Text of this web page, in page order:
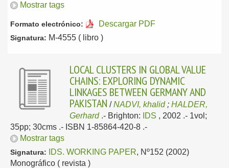
Mostrar tags
Formato electrónico: Descargar PDF
Signatura: M-4555 ( libro )
LOCAL CLUSTERS IN GLOBAL VALUE
CHAINS: EXPLORING DYNAMIC
LINKAGES BETWEEN GERMANY AND
PAKISTAN /NADVI, khalid; HALDER,
Gerhard .- Brighton: IDS , 2002 .- 1vol;
35pp; 30cms .- ISBN 1-85864-420-8 .-
Mostrar tags
Signatura: IDS. WORKING PAPER, Nº152 (2002)
Monográfico ( revista )